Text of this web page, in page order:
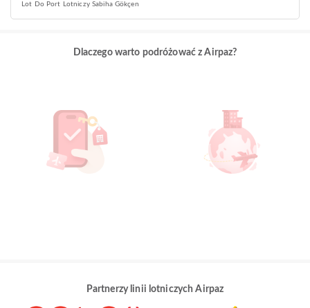
Lot Do Port Lotniczy Sabiha Gökçen
Dlaczego warto podróżować z Airpaz?
Partnerzy linii lotniczych Airpaz